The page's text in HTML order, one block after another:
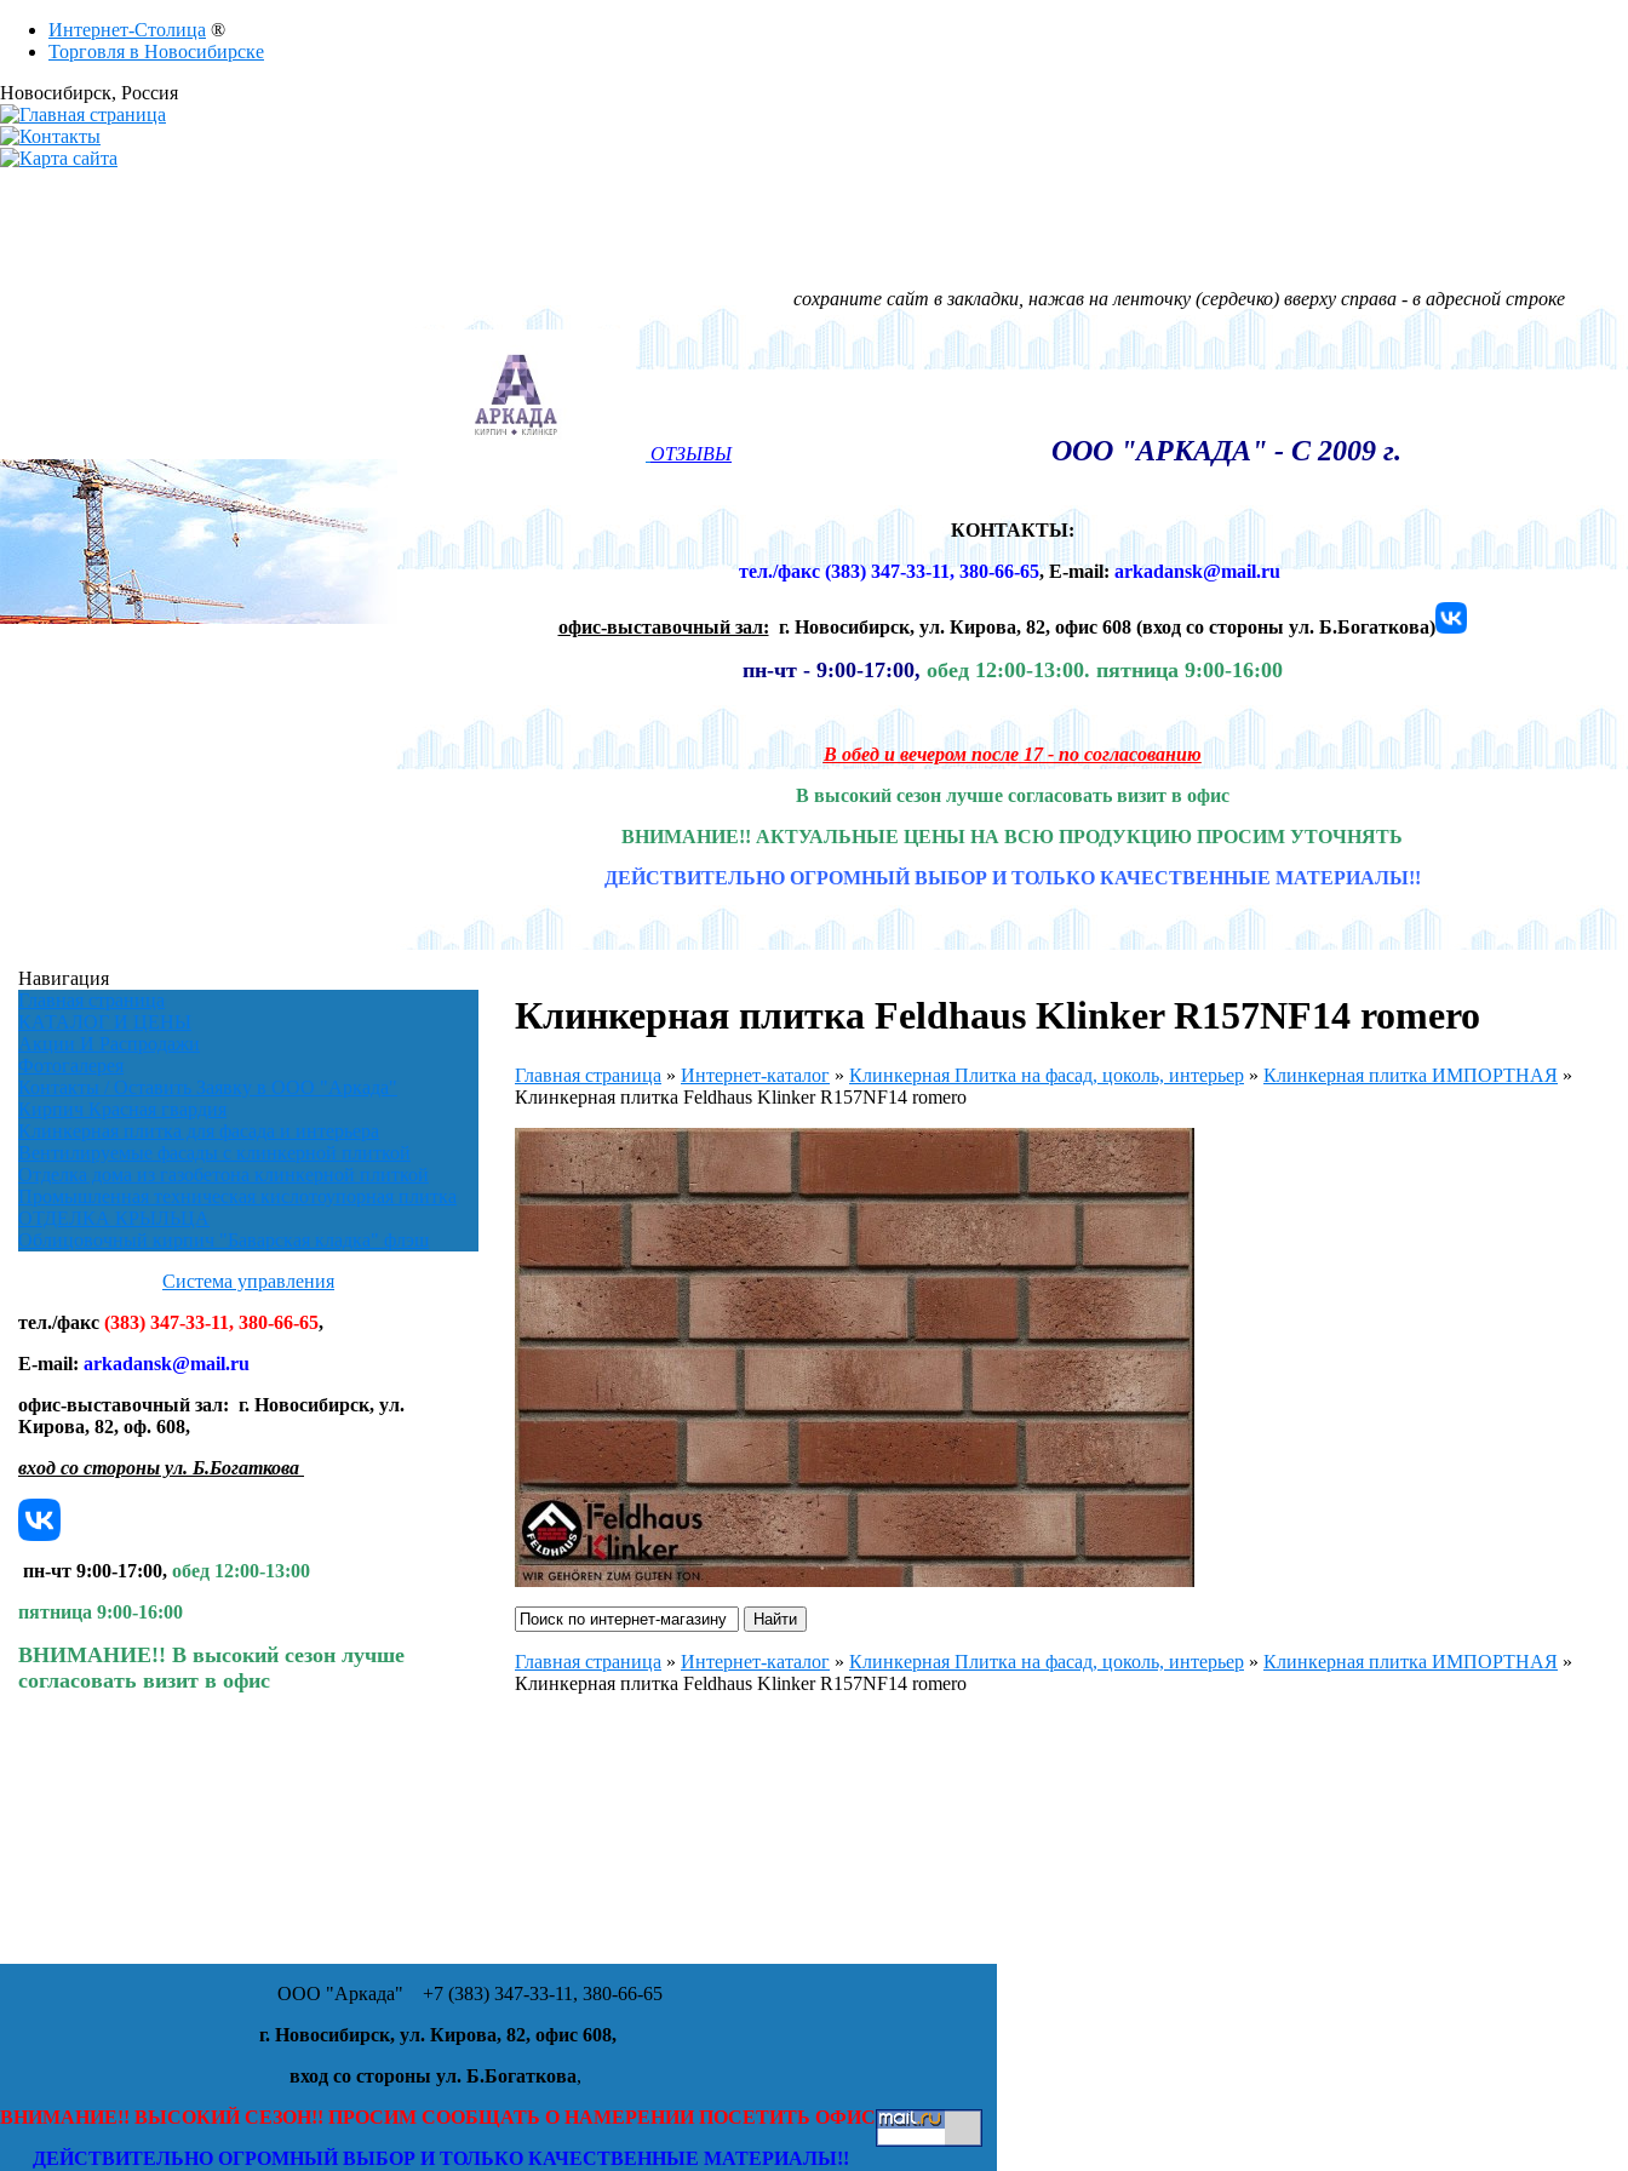
Интернет-Столица ®
Торговля в Новосибирске
Новосибирск, Россия
сохраните сайт в закладки, нажав на ленточку (сердечко) вверху справа - в адресной строке
ОТЗЫВЫ ООО "АРКАДА" - С 2009 г.
КОНТАКТЫ:
тел./факс (383) 347-33-11, 380-66-65,E-mail:arkadansk@mail.ru
офис-выставочный зал: г. Новосибирск, ул. Кирова, 82, офис 608 (вход со стороны ул. Б.Богаткова)
пн-чт - 9:00-17:00, обед 12:00-13:00. пятница 9:00-16:00
В обед и вечером после 17 - по согласованию
В высокий сезон лучше согласовать визит в офис
ВНИМАНИЕ!! АКТУАЛЬНЫЕ ЦЕНЫ НА ВСЮ ПРОДУКЦИЮ ПРОСИМ УТОЧНЯТЬ
ДЕЙСТВИТЕЛЬНО ОГРОМНЫЙ ВЫБОР И ТОЛЬКО КАЧЕСТВЕННЫЕ МАТЕРИАЛЫ!!
Навигация
Главная страница
КАТАЛОГ И ЦЕНЫ
Акции И Распродажи
Фотогалерея
Контакты / Оставить Заявку в ООО "Аркада"
Кирпич Красная гвардия
Клинкерная плитка для фасада и интерьера
Вентилируемые фасады с клинкерной плиткой
Отделка дома из газобетона клинкерной плиткой
Промышленная техническая кислотоупорная плитка
ОТДЕЛКА КРЫЛЬЦА
Облицовочный кирпич "Баварская кладка" флэш
Система управления
тел./факс (383) 347-33-11, 380-66-65,
E-mail: arkadansk@mail.ru
офис-выставочный зал: г. Новосибирск, ул.
Кирова, 82, оф. 608,
вход со стороны ул. Б.Богаткова
пн-чт 9:00-17:00, обед 12:00-13:00
пятница 9:00-16:00
ВНИМАНИЕ!! В высокий сезон лучше
согласовать визит в офис
Клинкерная плитка Feldhaus Klinker R157NF14 romero
Главная страница » Интернет-каталог » Клинкерная Плитка на фасад, цоколь, интерьер » Клинкерная плитка ИМПОРТНАЯ »
Клинкерная плитка Feldhaus Klinker R157NF14 romero
Главная страница » Интернет-каталог » Клинкерная Плитка на фасад, цоколь, интерьер » Клинкерная плитка ИМПОРТНАЯ »
Клинкерная плитка Feldhaus Klinker R157NF14 romero
ООО "Аркада" +7 (383) 347-33-11, 380-66-65
г. Новосибирск, ул. Кирова, 82, офис 608,
вход со стороны ул. Б.Богаткова,
ВНИМАНИЕ!! ВЫСОКИЙ СЕЗОН!! ПРОСИМ СООБЩАТЬ О НАМЕРЕНИИ ПОСЕТИТЬ ОФИС
ДЕЙСТВИТЕЛЬНО ОГРОМНЫЙ ВЫБОР И ТОЛЬКО КАЧЕСТВЕННЫЕ МАТЕРИАЛЫ!!